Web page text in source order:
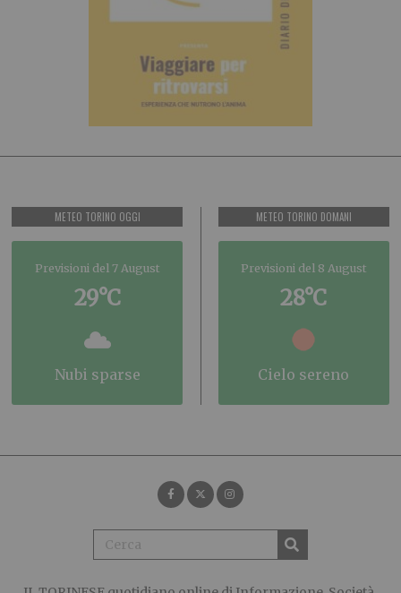
METEO TORINO OGGI
Previsioni del 7 August
29°C
nubi sparse
METEO TORINO DOMANI
Previsioni del 8 August
28°C
cielo sereno